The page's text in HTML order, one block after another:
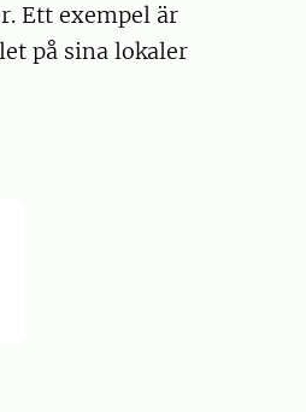
Ett exempel är
på sina lokaler